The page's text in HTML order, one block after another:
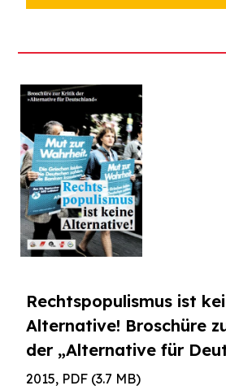
Rechtspopulismus ist
Alternative! Broschüre
der „Alternative für
2015, PDF (3.7 MB)